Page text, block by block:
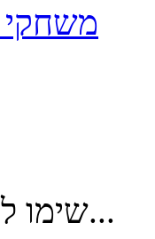
משחקי
שימו לב, יש ללחוץ על...